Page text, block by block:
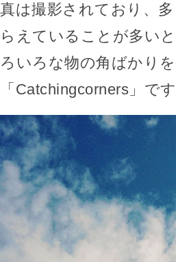
真は撮影されており、
らえていることが多い
ろいろな物の角ばかり
「Catchingcorners」です